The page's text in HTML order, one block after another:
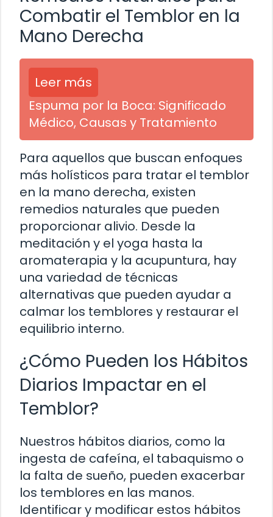
Combatir el Temblor en la
Mano Derecha
Leer más
Espuma por la Boca: Significado
Médico, Causas y Tratamiento
Para aquellos que buscan enfoques
más holísticos para tratar el temblor
en la mano derecha, existen
remedios naturales que pueden
proporcionar alivio. Desde la
meditación y el yoga hasta la
aromaterapia y la acupuntura, hay
una variedad de técnicas
alternativas que pueden ayudar a
calmar los temblores y restaurar el
equilibrio interno.
¿Cómo Pueden los Hábitos
Diarios Impactar en el
Temblor?
Nuestros hábitos diarios, como la
ingesta de cafeína, el tabaquismo o
la falta de sueño, pueden exacerbar
los temblores en las manos.
Identificar y modificar estos hábitos